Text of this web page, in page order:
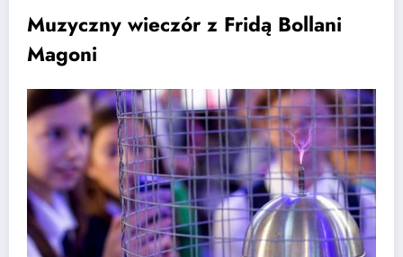
Muzyczny wieczór z Fridą Bollani
Magoni